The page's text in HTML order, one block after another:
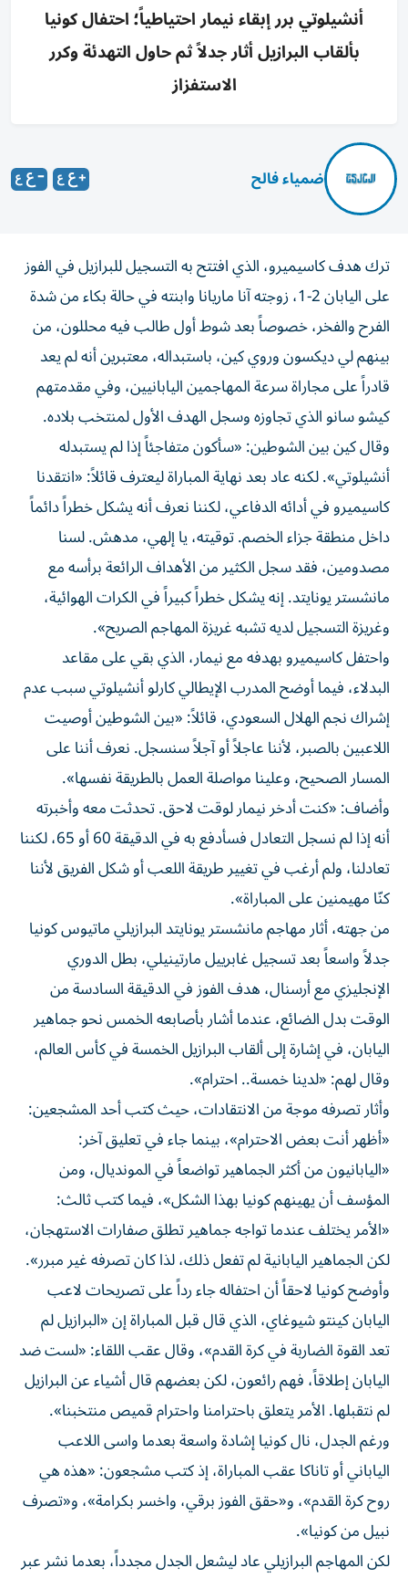
أنشيلوتي برر إبقاء نيمار احتياطياً؛ احتفال كونيا
بألقاب البرازيل أثار جدلاً ثم حاول التهدئة وكرر
الاستفزاز
ضمياء فالح
ترك هدف كاسيميرو، الذي افتتح به التسجيل للبرازيل في الفوز
على اليابان 2-1، زوجته آنا ماريانا وابنته في حالة بكاء من شدة
الفرح والفخر، خصوصاً بعد شوط أول طالب فيه محللون، من
بينهم لي ديكسون وروي كين، باستبداله، معتبرين أنه لم يعد
قادراً على مجاراة سرعة المهاجمين اليابانيين، وفي مقدمتهم
كيشو سانو الذي تجاوزه وسجل الهدف الأول لمنتخب بلاده.
وقال كين بين الشوطين: «سأكون متفاجئاً إذا لم يستبدله
أنشيلوتي». لكنه عاد بعد نهاية المباراة ليعترف قائلاً: «انتقدنا
كاسيميرو في أدائه الدفاعي، لكننا نعرف أنه يشكل خطراً دائماً
داخل منطقة جزاء الخصم. توقيته، يا إلهي، مدهش. لسنا
مصدومين، فقد سجل الكثير من الأهداف الرائعة برأسه مع
مانشستر يونايتد. إنه يشكل خطراً كبيراً في الكرات الهوائية،
وغريزة التسجيل لديه تشبه غريزة المهاجم الصريح».
واحتفل كاسيميرو بهدفه مع نيمار، الذي بقي على مقاعد
البدلاء، فيما أوضح المدرب الإيطالي كارلو أنشيلوتي سبب عدم
إشراك نجم الهلال السعودي، قائلاً: «بين الشوطين أوصيت
اللاعبين بالصبر، لأننا عاجلاً أو آجلاً سنسجل. نعرف أننا على
المسار الصحيح، وعلينا مواصلة العمل بالطريقة نفسها».
وأضاف: «كنت أدخر نيمار لوقت لاحق. تحدثت معه وأخبرته
أنه إذا لم نسجل التعادل فسأدفع به في الدقيقة 60 أو 65، لكننا
تعادلنا، ولم أرغب في تغيير طريقة اللعب أو شكل الفريق لأننا
كنّا مهيمنين على المباراة».
من جهته، أثار مهاجم مانشستر يونايتد البرازيلي ماتيوس كونيا
جدلاً واسعاً بعد تسجيل غابرييل مارتينيلي، بطل الدوري
الإنجليزي مع أرسنال، هدف الفوز في الدقيقة السادسة من
الوقت بدل الضائع، عندما أشار بأصابعه الخمس نحو جماهير
اليابان، في إشارة إلى ألقاب البرازيل الخمسة في كأس العالم،
وقال لهم: «لدينا خمسة.. احترام».
وأثار تصرفه موجة من الانتقادات، حيث كتب أحد المشجعين:
«أظهر أنت بعض الاحترام»، بينما جاء في تعليق آخر:
«اليابانيون من أكثر الجماهير تواضعاً في المونديال، ومن
المؤسف أن يهينهم كونيا بهذا الشكل»، فيما كتب ثالث:
«الأمر يختلف عندما تواجه جماهير تطلق صفارات الاستهجان،
لكن الجماهير اليابانية لم تفعل ذلك، لذا كان تصرفه غير مبرر».
وأوضح كونيا لاحقاً أن احتفاله جاء رداً على تصريحات لاعب
اليابان كينتو شيوغاي، الذي قال قبل المباراة إن «البرازيل لم
تعد القوة الضاربة في كرة القدم»، وقال عقب اللقاء: «لست ضد
اليابان إطلاقاً، فهم رائعون، لكن بعضهم قال أشياء عن البرازيل
لم نتقبلها. الأمر يتعلق باحترامنا واحترام قميص منتخبنا».
ورغم الجدل، نال كونيا إشادة واسعة بعدما واسى اللاعب
الياباني أو تاناكا عقب المباراة، إذ كتب مشجعون: «هذه هي
روح كرة القدم»، و«حقق الفوز برقي، واخسر بكرامة»، و«تصرف
نبيل من كونيا».
لكن المهاجم البرازيلي عاد ليشعل الجدل مجدداً، بعدما نشر عبر